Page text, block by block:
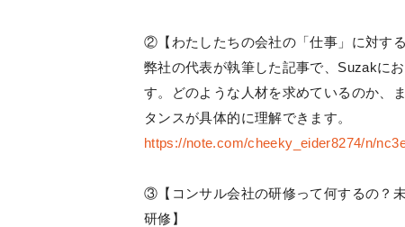
②【わたしたちの会社の「仕事」に対する
弊社の代表が執筆した記事で、Suzakに
す。どのような人材を求めているのか、
タンスが具体的に理解できます。
https://note.com/cheeky_eider8274/n/
③【コンサル会社の研修って何するの？
研修】